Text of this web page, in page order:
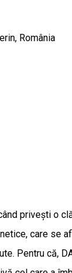
România
privești o
care se
Pentru că,